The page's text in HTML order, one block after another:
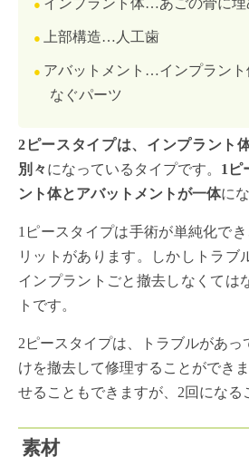
上部構造…人工歯
アバットメント…インプラント
なぐパーツ
2ピースタイプは、インプラント
別々 になっているタイプです。 1ピ
ント体とアバットメントが一体に
1ピースタイプは手術が単純化で
リットがあります。しかしトラブ
インプラントごと撤去しなくては
トです。
2ピースタイプは、トラブルがあ
けを撤去して修理することができ
せることもできますが、2回になる
素材